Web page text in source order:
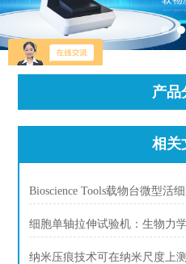
产品
相关
Bioscience Tools载物台微型活
细胞单轴拉伸试验机：生物力
纳米压痕技术可在纳米尺度上